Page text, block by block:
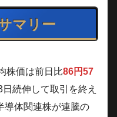
マリー
株価は前日比86円57
日続伸して取引を終え
導体関連株が連騰の